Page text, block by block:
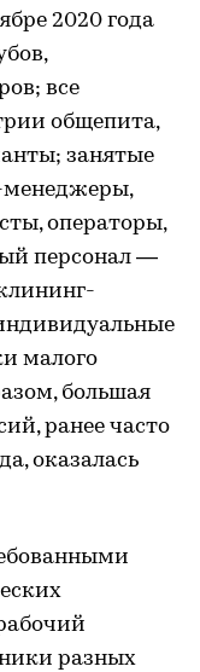
2020 года
все
общепита,
занятые
менеджеры,
операторы,
персонал —
малого
большая
ранее часто
оказалась
разных